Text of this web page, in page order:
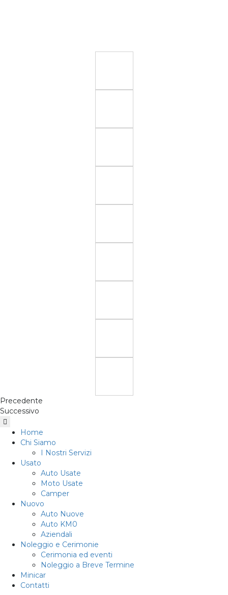
Precedente
Successivo
Home
Chi Siamo
I Nostri Servizi
Usato
Auto Usate
Moto Usate
Camper
Nuovo
Auto Nuove
Auto KM0
Aziendali
Noleggio e Cerimonie
Cerimonia ed eventi
Noleggio a Breve Termine
Minicar
Contatti